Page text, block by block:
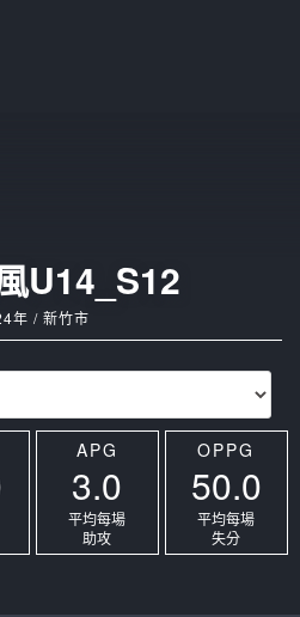
U14_S12
年 / 新竹市
APG
3.0
平均每場
助攻
OPPG
50.0
平均每場
失分